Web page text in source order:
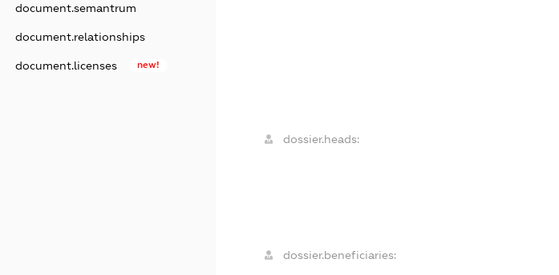
document.semantrum
document.relationships
document.licenses new!
dossier.heads:
dossier.beneficiaries: